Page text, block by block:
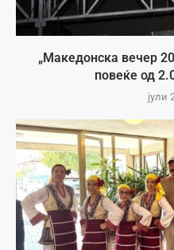
„Македонска вечер
повеќе од
јули